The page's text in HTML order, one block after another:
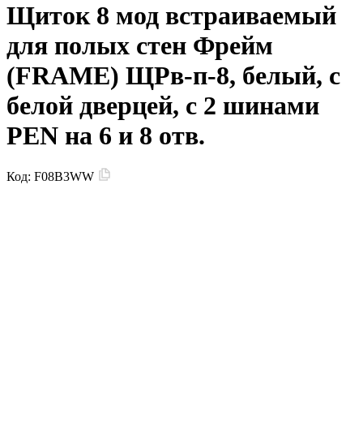
Щиток 8 мод встраиваемый
для полых стен Фрейм
(FRAME) ЩРв-п-8, белый, с
белой дверцей, с 2 шинами
PEN на 6 и 8 отв.
Код: F08B3WW